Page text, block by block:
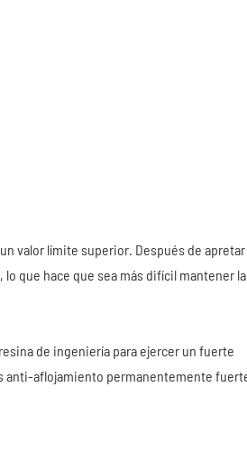
valor límite superior. Después de
que hace que sea más difícil mantener la
de ingeniería para ejercer un fuerte
anti-aflojamiento permanentemente